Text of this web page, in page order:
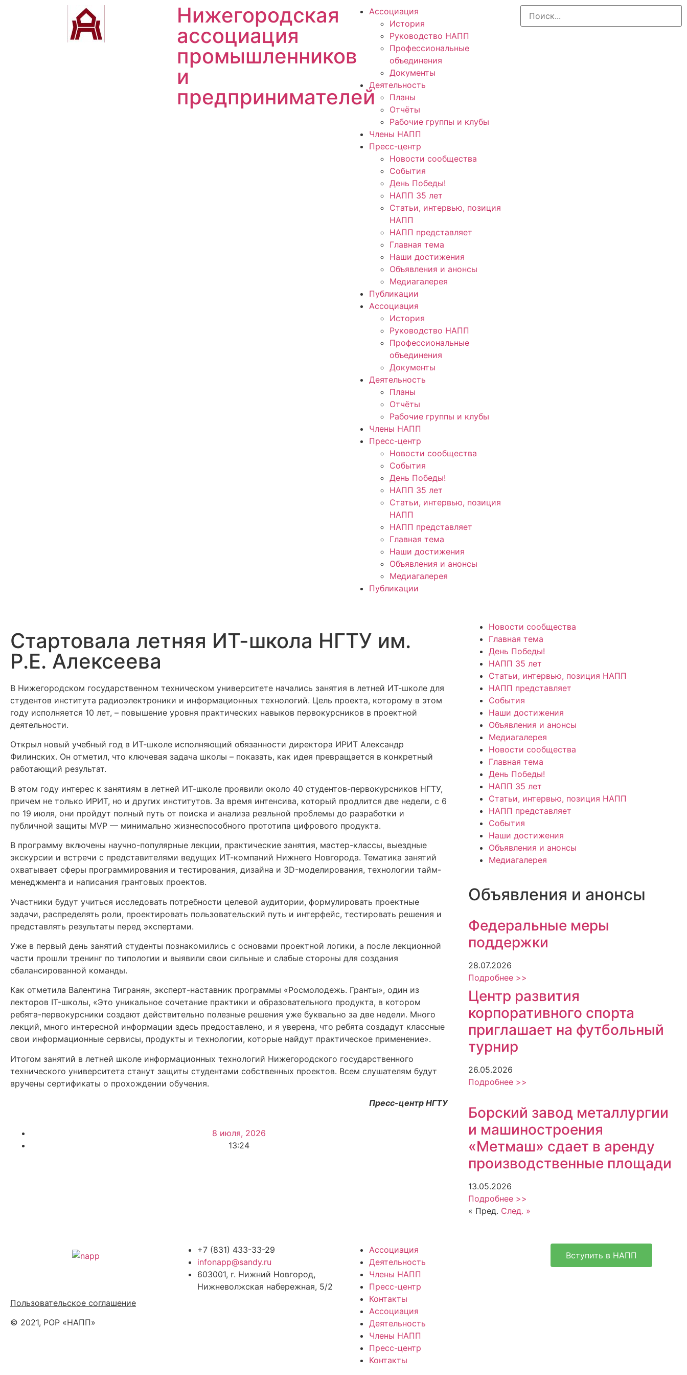
Нижегородская
ассоциация
промышленников
и
предпринимателей
Ассоциация
История
Руководство НАПП
Профессиональные
объединения
Документы
Деятельность
Планы
Отчёты
Рабочие группы и клубы
Члены НАПП
Пресс-центр
Новости сообщества
События
День Победы!
НАПП 35 лет
Статьи, интервью, позиция
НАПП
НАПП представляет
Главная тема
Наши достижения
Объявления и анонсы
Медиагалерея
Публикации
Ассоциация
История
Руководство НАПП
Профессиональные
объединения
Документы
Деятельность
Планы
Отчёты
Рабочие группы и клубы
Члены НАПП
Пресс-центр
Новости сообщества
События
День Победы!
НАПП 35 лет
Статьи, интервью, позиция
НАПП
НАПП представляет
Главная тема
Наши достижения
Объявления и анонсы
Медиагалерея
Публикации
Стартовала летняя ИТ-школа НГТУ им.
Р.Е. Алексеева
В Нижегородском государственном техническом университете начались занятия в летней ИТ-школе для
студентов института радиоэлектроники и информационных технологий. Цель проекта, которому в этом
году исполняется 10 лет, – повышение уровня практических навыков первокурсников в проектной
деятельности.
Открыл новый учебный год в ИТ-школе исполняющий обязанности директора ИРИТ Александр
Филинских. Он отметил, что ключевая задача школы – показать, как идея превращается в конкретный
работающий результат.
В этом году интерес к занятиям в летней ИТ-школе проявили около 40 студентов-первокурсников НГТУ,
причем не только ИРИТ, но и других институтов. За время интенсива, который продлится две недели, с 6
по 19 июля, они пройдут полный путь от поиска и анализа реальной проблемы до разработки и
публичной защиты MVP — минимально жизнеспособного прототипа цифрового продукта.
В программу включены научно-популярные лекции, практические занятия, мастер-классы, выездные
экскурсии и встречи с представителями ведущих ИТ-компаний Нижнего Новгорода. Тематика занятий
охватывает сферы программирования и тестирования, дизайна и 3D-моделирования, технологии тайм-
менеджмента и написания грантовых проектов.
Участники будут учиться исследовать потребности целевой аудитории, формулировать проектные
задачи, распределять роли, проектировать пользовательский путь и интерфейс, тестировать решения и
представлять результаты перед экспертами.
Уже в первый день занятий студенты познакомились с основами проектной логики, а после лекционной
части прошли тренинг по типологии и выявили свои сильные и слабые стороны для создания
сбалансированной команды.
Как отметила Валентина Тигранян, эксперт-наставник программы «Росмолодежь. Гранты», один из
лекторов IT-школы, «Это уникальное сочетание практики и образовательного продукта, в котором
ребята-первокурсники создают действительно полезные решения уже буквально за две недели. Много
лекций, много интересной информации здесь предоставлено, и я уверена, что ребята создадут классные
свои информационные сервисы, продукты и технологии, которые найдут практическое применение».
Итогом занятий в летней школе информационных технологий Нижегородского государственного
технического университета станут защиты студентами собственных проектов. Всем слушателям будут
вручены сертификаты о прохождении обучения.
Пресс-центр НГТУ
8 июля, 2026
13:24
Новости сообщества
Главная тема
День Победы!
НАПП 35 лет
Статьи, интервью, позиция НАПП
НАПП представляет
События
Наши достижения
Объявления и анонсы
Медиагалерея
Новости сообщества
Главная тема
День Победы!
НАПП 35 лет
Статьи, интервью, позиция НАПП
НАПП представляет
События
Наши достижения
Объявления и анонсы
Медиагалерея
Объявления и анонсы
Федеральные меры
поддержки
28.07.2026
Подробнее >>
Центр развития
корпоративного спорта
приглашает на футбольный
турнир
26.05.2026
Подробнее >>
Борский завод металлургии
и машиностроения
«Метмаш» сдает в аренду
производственные площади
13.05.2026
Подробнее >>
« Пред. След. »
Пользовательское соглашение
© 2021, РОР «НАПП»
+7 (831) 433-33-29
infonapp@sandy.ru
603001, г. Нижний Новгород,
Нижневолжская набережная, 5/2
Ассоциация
Деятельность
Члены НАПП
Пресс-центр
Контакты
Ассоциация
Деятельность
Члены НАПП
Пресс-центр
Контакты
Вступить в НАПП